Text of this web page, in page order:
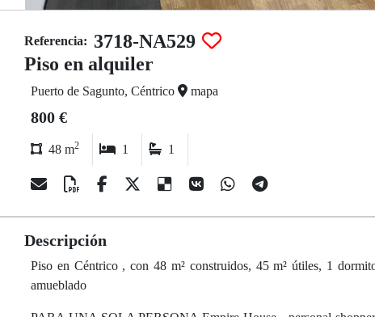
Referencia: 3718-NA529
Piso en alquiler
Puerto de Sagunto, Céntrico mapa
800 €
48 m2 1 1
Descripción
Piso en Céntrico , con 48 m² construidos, 45 m² útiles, 1
amueblado